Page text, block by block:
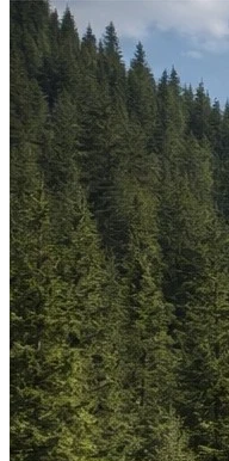
Вы на одной из страниц
Я работаю над ним, чтобы
Задайте себе эти
Содержание путеводителя
Познакомиться поближе,
Follow
Follow
Follow
Follow
Follow
Живое общение автора и
Если вам нужен